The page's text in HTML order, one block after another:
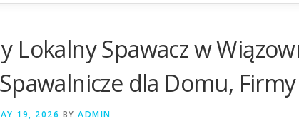
Lokalny Spawacz w
dla Domu,
19, 2026 BY ADMIN